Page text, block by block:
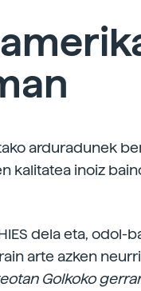
arduradunek
kalitatea inoiz
dela eta, odol-
arte azken
Golkoko